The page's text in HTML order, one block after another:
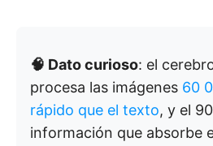
🧠 Dato curioso: el
procesa las imágenes 60
rápido que el texto, y el
información que absorbe